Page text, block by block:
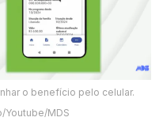
o benefício pelo celular.
Youtube/MDS